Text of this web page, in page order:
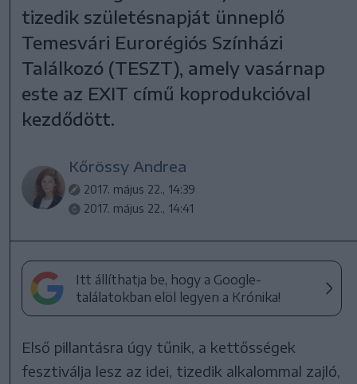
tizedik születésnapját ünneplő
Temesvári Eurorégiós Színházi
Találkozó (TESZT), amely vasárnap
este az EXIT című koprodukcióval
kezdődött.
Kőrössy Andrea
2017. május 22., 14:39
2017. május 22., 14:41
Itt állíthatja be, hogy a Google-
találatokban elöl legyen a Krónika!
Első pillantásra úgy tűnik, a kettősségek
fesztiválja lesz az idei, tizedik alkalommal zajló,